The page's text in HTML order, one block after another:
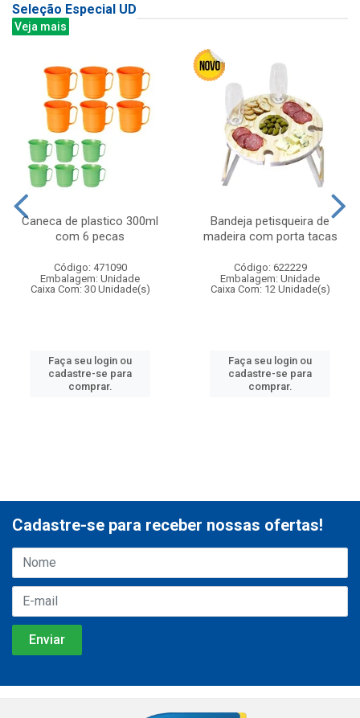
Seleção Especial UD
Veja mais
Caneca de plastico 300ml
com 6 pecas
Código: 471090
Embalagem: Unidade
Caixa Com: 30 Unidade(s)
Faça seu login ou
cadastre-se para
comprar.
Bandeja petisqueira de
madeira com porta tacas
Código: 622229
Embalagem: Unidade
Caixa Com: 12 Unidade(s)
Faça seu login ou
cadastre-se para
comprar.
Cadastre-se para receber nossas ofertas!